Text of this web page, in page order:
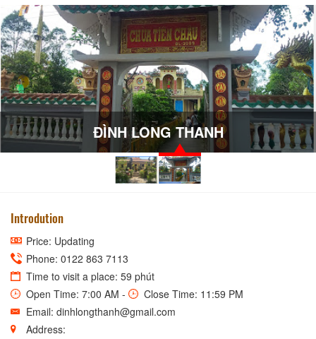
ĐÌNH LONG THANH
Introdution
Price: Updating
Phone: 0122 863 7113
Time to visit a place: 59 phút
Open Time: 7:00 AM -
Close Time: 11:59 PM
Email: dinhlongthanh@gmail.com
Address: